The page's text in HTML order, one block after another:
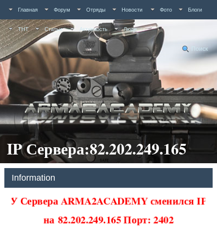
Главная Форум Отряды Новости Фото Блоги
ТНТ Статьи Активность Люди
Поиск
IP Сервера:82.202.249.165
Information
У Сервера ARMA2ACADEMY сменился IP
на 82.202.249.165 Порт: 2402